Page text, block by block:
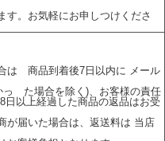
す。お気軽にお申しつけくださ
は 商品到着後7日以内に メール
っ た場合を除く)、お客様の責任
以上経過した商品の返品はお受
が届いた場合は、返送料は 当店